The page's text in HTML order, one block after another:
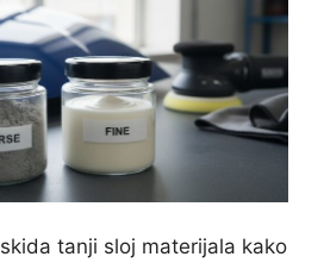
skida tanji sloj materijala kako